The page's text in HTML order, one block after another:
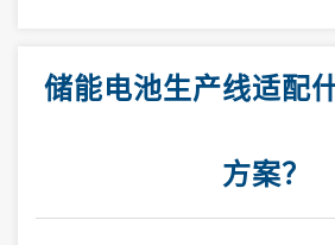
储能电池生产线适配
方案？